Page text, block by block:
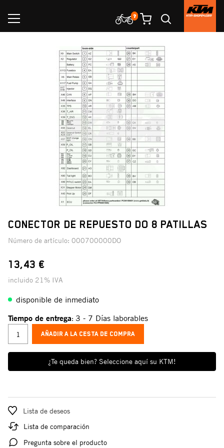
CONECTOR DE REPUESTO DO 8 PATILLAS
Número de artículo: 000700000DO
13,43 €
incluido 21% IVA
disponible de inmediato
Tiempo de entrega: 3 - 7 Días laborables
¿Te queda bien? Seleccione aquí su KTM!
AÑADIR A LA CESTA DE COMPRA
Lista de deseos
Lista de comparación
Pregunta sobre el producto